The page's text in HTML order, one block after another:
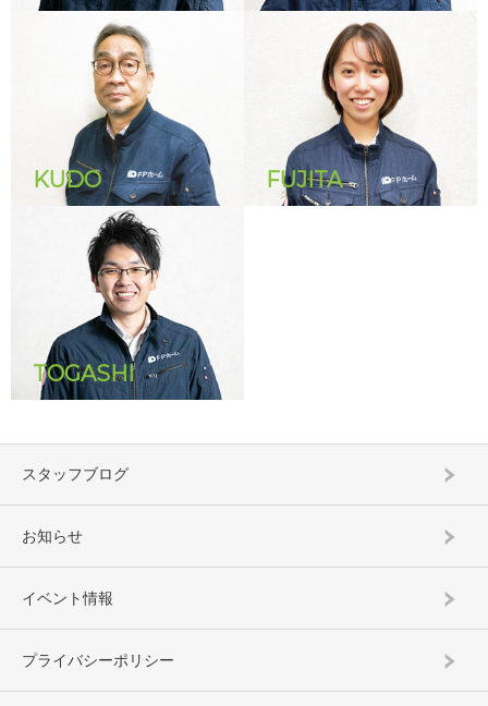
KUDO FUJITA
TOGASHI
スタッフブログ
お知らせ
イベント情報
プライバシーポリシー